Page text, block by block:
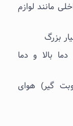
مانند لوازم
بزرگ
بالا و دما
گیر) هوای